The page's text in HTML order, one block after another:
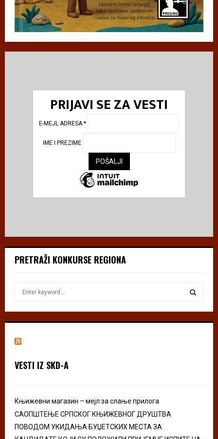
PRIJAVI SE ZA VESTI
E-MEJL ADRESA*
IME I PREZIME
PRETRAŽI KONKURSE REGIONA
h
r
S
VESTI IZ SKD-A
Књижевни магазин – мејл за слање прилога
САОПШТЕЊЕ СРПСКОГ КЊИЖЕВНОГ ДРУШТВА
ПОВОДОМ УКИДАЊА БУЏЕТСКИХ МЕСТА ЗА